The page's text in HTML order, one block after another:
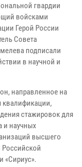
гвардии
войсками
Герой России
Совета
подписали
в научной и
направленное на
квалификации,
стажировок для
и научных
высшего
«Сириус».